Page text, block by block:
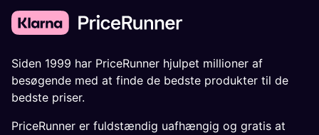
Siden 1999 har PriceRunner hjulpet millioner af
besøgende med at finde de bedste produkter til de
bedste priser.
PriceRunner er fuldstændig uafhængig og gratis at